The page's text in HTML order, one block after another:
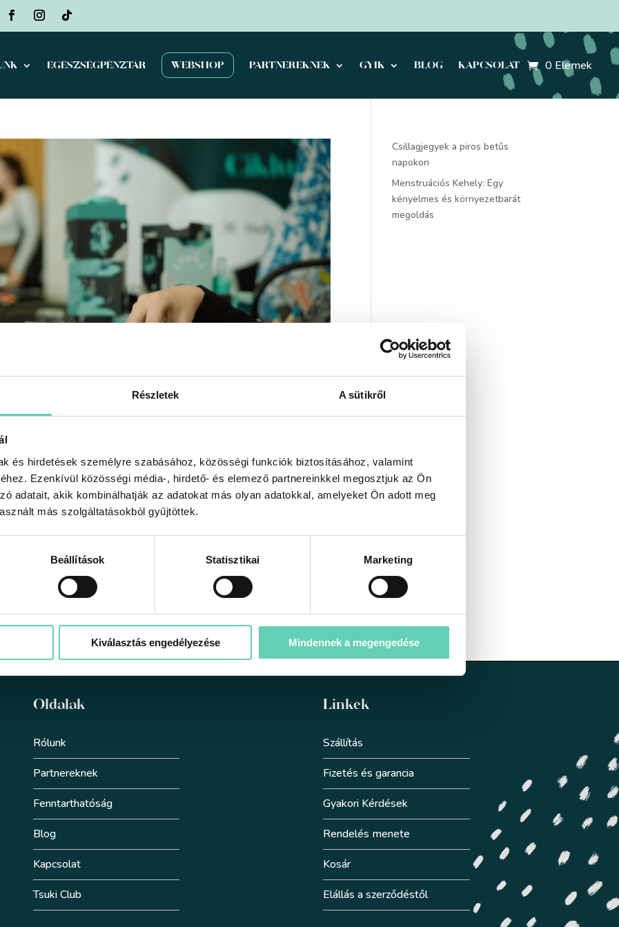
Részletek A sütikről
és hirdetések személyre szabásához, közösségi funkciók biztosításához, valamint
Ezenkívül közösségi média-, hirdető- és elemező partnereinkkel megosztjuk az Ön
adatait, akik kombinálhatják az adatokat más olyan adatokkal, amelyeket Ön adott meg
más szolgáltatásokból gyűjtöttek.
Beállítások Statisztikai Marketing
Kiválasztás engedélyezése Mindennek a megengedése
EGÉSZSÉGPÉNZTÁR WEBSHOP PARTNEREKNEK GYIK BLOG KAPCSOLAT 0 Elemek
és környezetbarát megoldás
kehely
él a köztudatban, pedig egyre inkább előtérbe kerül a női egészség és
bele, hogy az eldobható termékek mennyire károsak környezetünkre.
Csillagjegyek a piros betűs
napokon
Menstruációs Kehely: Egy
kényelmes és környezetbarát
megoldás
Oldalak
Rólunk
Partnereknek
Fenntarthatóság
Blog
Kapcsolat
Tsuki Club
Linkek
Szállítás
Fizetés és garancia
Gyakori Kérdések
Rendelés menete
Kosár
Elállás a szerződéstől